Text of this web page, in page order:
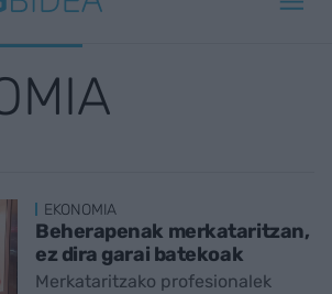
EKONOMIA
Beherapenak merkataritzan,
ez dira garai batekoak
Merkataritzako profesionalek